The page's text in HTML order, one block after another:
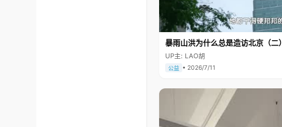
暴雨山洪为什么总是造访北京（二）
UP主: LAO胡
公益 • 2026/7/11